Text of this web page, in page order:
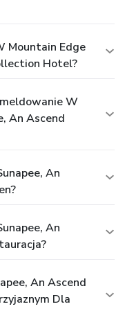
Mountain Edge
Hotel?
W
An Ascend
An
An
An Ascend
Dla